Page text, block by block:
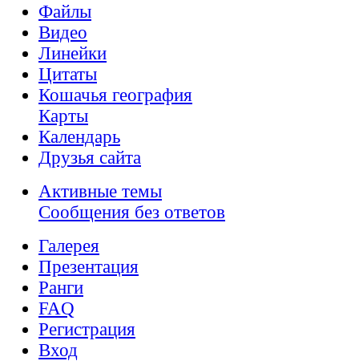
Файлы
Видео
Линейки
Цитаты
Кошачья география
Карты
Календарь
Друзья сайта
Активные темы
Сообщения без ответов
Галерея
Презентация
Ранги
FAQ
Регистрация
Вход